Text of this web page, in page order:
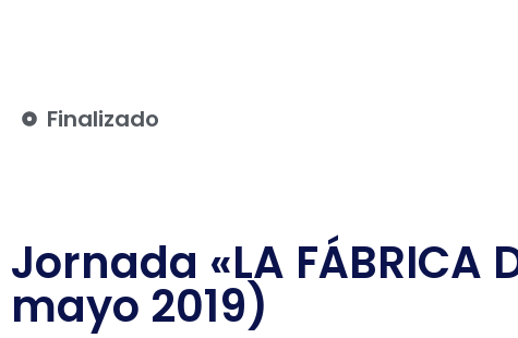
Finalizado
Jornada «LA FÁBRICA
mayo 2019)